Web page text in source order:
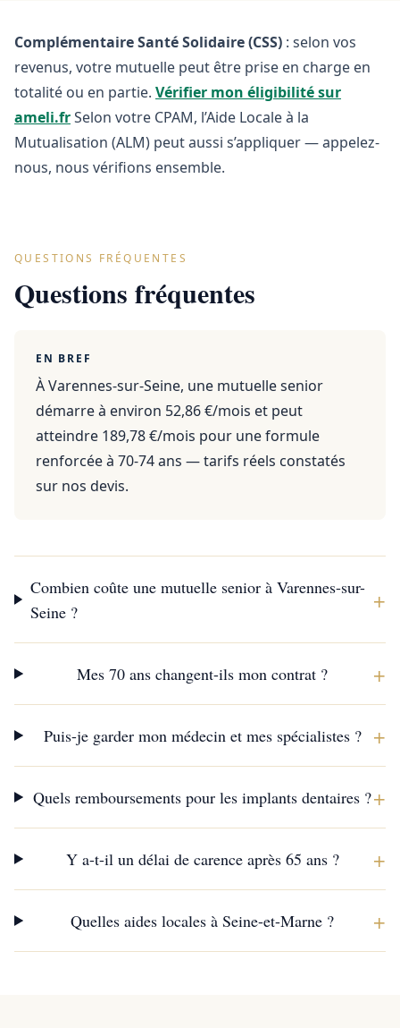
Complémentaire Santé Solidaire (CSS) : selon vos
revenus, votre mutuelle peut être prise en charge en
totalité ou en partie. Vérifier mon éligibilité sur
ameli.frSelon votre CPAM, l’Aide Locale à la
Mutualisation (ALM) peut aussi s’appliquer — appelez-
nous, nous vérifions ensemble.
QUESTIONS FRÉQUENTES
Questions fréquentes
EN BREF
À Varennes-sur-Seine, une mutuelle senior
démarre à environ 52,86 €/mois et peut
atteindre 189,78 €/mois pour une formule
renforcée à 70-74 ans — tarifs réels constatés
sur nos devis.
Combien coûte une mutuelle senior à Varennes-sur-
Seine ?
+
Mes 70 ans changent-ils mon contrat ? +
Puis-je garder mon médecin et mes spécialistes ? +
Quels remboursements pour les implants dentaires ?+
Y a-t-il un délai de carence après 65 ans ? +
Quelles aides locales à Seine-et-Marne ? +